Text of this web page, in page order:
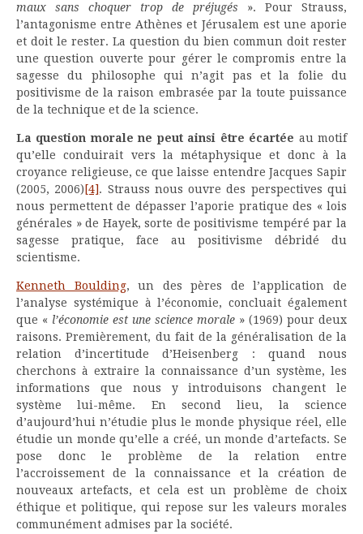
maux sans choquer trop de préjugés ». Pour Strauss,
l’antagonisme entre Athènes et Jérusalem est une aporie
et doit le rester. La question du bien commun doit rester
une question ouverte pour gérer le compromis entre la
sagesse du philosophe qui n’agit pas et la folie du
positivisme de la raison embrasée par la toute puissance
de la technique et de la science.
La question morale ne peut ainsi être écartée au motif
qu’elle conduirait vers la métaphysique et donc à la
croyance religieuse, ce que laisse entendre Jacques Sapir
(2005, 2006) [4]. Strauss nous ouvre des perspectives qui
nous permettent de dépasser l’aporie pratique des « lois
générales » de Hayek, sorte de positivisme tempéré par la
sagesse pratique, face au positivisme débridé du
scientisme.
Kenneth Boulding, un des pères de l’application de
l’analyse systémique à l’économie, concluait également
que « l’économie est une science morale » (1969) pour deux
raisons. Premièrement, du fait de la généralisation de la
relation d’incertitude d’Heisenberg : quand nous
cherchons à extraire la connaissance d’un système, les
informations que nous y introduisons changent le
système lui-même. En second lieu, la science
d’aujourd’hui n’étudie plus le monde physique réel, elle
étudie un monde qu’elle a créé, un monde d’artefacts. Se
pose donc le problème de la relation entre
l’accroissement de la connaissance et la création de
nouveaux artefacts, et cela est un problème de choix
éthique et politique, qui repose sur les valeurs morales
communément admises par la société.